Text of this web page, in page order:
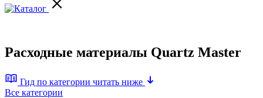
Расходные материалы Quartz Master
Гид по категории читать ниже
Все категории